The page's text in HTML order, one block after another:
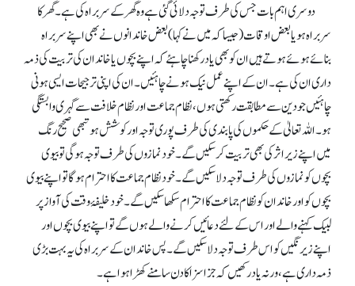
دوسری اہم بات جس کی طرف توجہ دلائی گئی ہے وہ گھر کے سربراہ کی ہے۔ گھر کا
سربراہ ہو یا بعض اوقات (جیسا کہ میں نے کہا) بعض خاندانوں نے بھی اپنے سربراہ
بنائے ہوئے ہوتے ہیں ان کو بھی یاد رکھنا چاہئے کہ اپنے بچوں یا خاندان کی تربیت کی ذمہ
داری ان کی ہے۔ ان کے اپنے عمل نیک ہونے چاہئیں۔ ان کی اپنی ترجیحات ایسی ہونی
چاہئیں جو دین سے مطابقت رکھتی ہوں، نظام جماعت اور نظام خلافت سے گہری وابستگی
ہو۔ اللہ تعالیٰ کے حکموں کی پابندی کی طرف پوری توجہ اور کوشش ہو تبھی صحیح رنگ
میں اپنے زیر اثر کی بھی تربیت کر سکیں گے۔ خود نمازوں کی طرف توجہ ہو گی تو بیوی
بچوں کو نمازوں کی طرف توجہ دلا سکیں گے۔ خود نظام جماعت کا احترام ہو گا تو اپنے بیوی
بچوں کو اور خاندان کو نظام جماعت کا احترام سکھا سکیں گے۔ خود خلیفۂ وقت کی آواز پر
لبیک کہنے والے اور اس کے لئے دعائیں کرنے والے ہوں گے تو اپنے بیوی بچوں او ر
اپنے زیر نگیں کو اس طرف توجہ دلا سکیں گے۔ پس خاندان کے سربراہ کی یہ بہت بڑی
ذمہ داری ہے، ورنہ یاد رکھیں کہ جزا سزا کادن سامنے کھڑا ہواہے۔